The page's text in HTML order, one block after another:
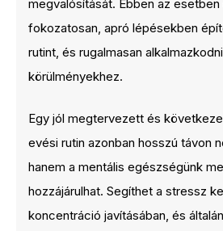
megvalósítását. Ebben az
fokozatosan, apró lépésekben
rutint, és rugalmasan
körülményekhez.
Egy jól megtervezett és
evési rutin azonban hosszú távon
hanem a mentális egészségünk
hozzájárulhat. Segíthet a stressz
koncentráció javításában, és